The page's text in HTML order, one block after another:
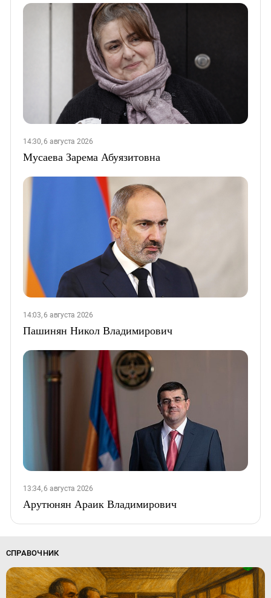
14:30, 6 августа 2026
Мусаева Зарема Абуязитовна
14:03, 6 августа 2026
Пашинян Никол Владимирович
13:34, 6 августа 2026
Арутюнян Араик Владимирович
СПРАВОЧНИК